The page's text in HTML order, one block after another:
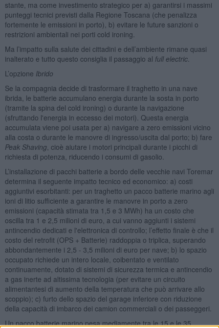
stante, ma come investimento strategico per a) garantirsi i massimi
punteggi tecnici previsti dalla Regione Toscana (che penalizza
fortemente le emissioni in porto), b) evitare le future sanzioni o
restrizioni ambientali nei porti cold ironing.
Ma l’impatto sulla salute dei cittadini e dell’ambiente rimane quasi
inalterato e tutto questo consiglia il passaggio al full electric.
L’opzione Ibrido
Se la compagnia decide di trasformare il traghetto in una nave
ibrida, le batterie accumulano energia durante la sosta in porto
(tramite la spina del cold ironing) o durante la navigazione
(sfruttando l'energia in eccesso dei motori). Questa energia
accumulata viene poi usata per a) navigare a zero emissioni vicino
alla costa o durante le manovre di ingresso/uscita dal porto; b) fare
Peak Shaving, cioè aiutare i motori principali durante i picchi di
richiesta di potenza, riducendo i consumi di gasolio.
L’installazione di pacchi batterie a bordo delle vecchie navi Toremar
determina il seguente impatto tecnico ed economico: a) costi
aggiuntivi esorbitanti: per un traghetto un pacco batterie marino agli
ioni di litio sufficiente a garantire le manovre in porto a zero
emissioni (capacità stimata tra 1,5 e 3 MWh) ha un costo che
oscilla tra 1 e 2,5 milioni di euro, a cui vanno aggiunti i sistemi
antincendio dedicati e l'elettronica di controllo; l’effetto finale è che il
costo del retrofit (OPS + Batterie) raddoppia o triplica, superando
abbondantemente i 2,5 - 3,5 milioni di euro per nave; b) lo spazio
occupato richiede un intero locale, coibentato e ventilato
continuamente, dotato di sistemi di sicurezza termica e antincendio
a gas inerte ad altissima tecnologia (per evitare un circuito
alimentantesi di aumento della temperatura che può arrivare allo
scoppio); c) furto dello spazio del garage inferiore con riduzione
della capacità di imbarco dei camion commerciali o dei passeggeri.
Un pacco batterie marino pesa mediamente tra le 15 e le 35